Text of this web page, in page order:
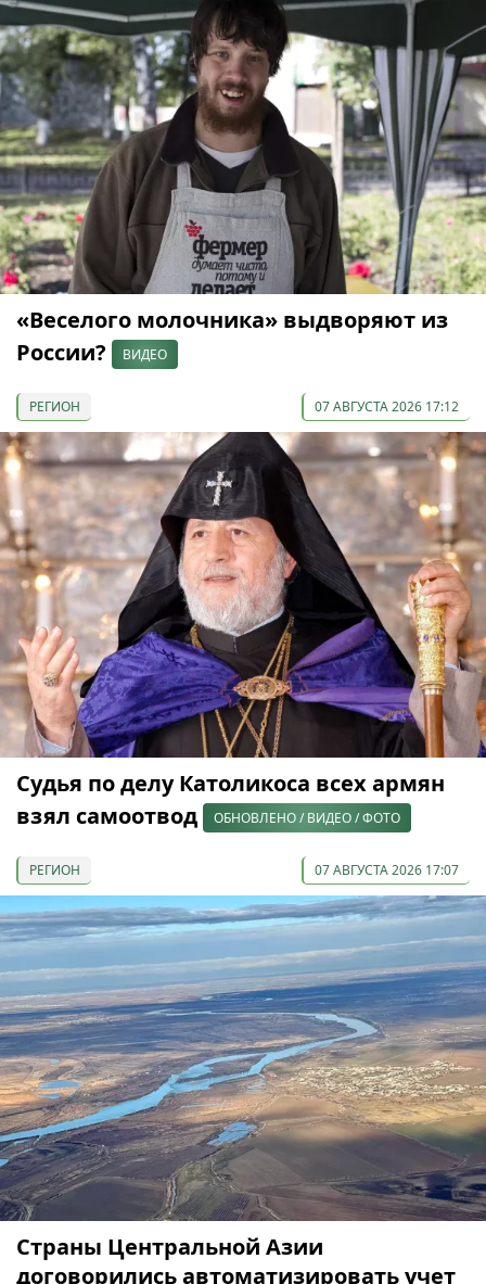
«Веселого молочника» выдворяют из
России?
ВИДЕО
РЕГИОН 07 АВГУСТА 2026 17:12
Судья по делу Католикоса всех армян
взял самоотвод
ОБНОВЛЕНО / ВИДЕО / ФОТО
РЕГИОН 07 АВГУСТА 2026 17:07
Страны Центральной Азии
договорились автоматизировать учет